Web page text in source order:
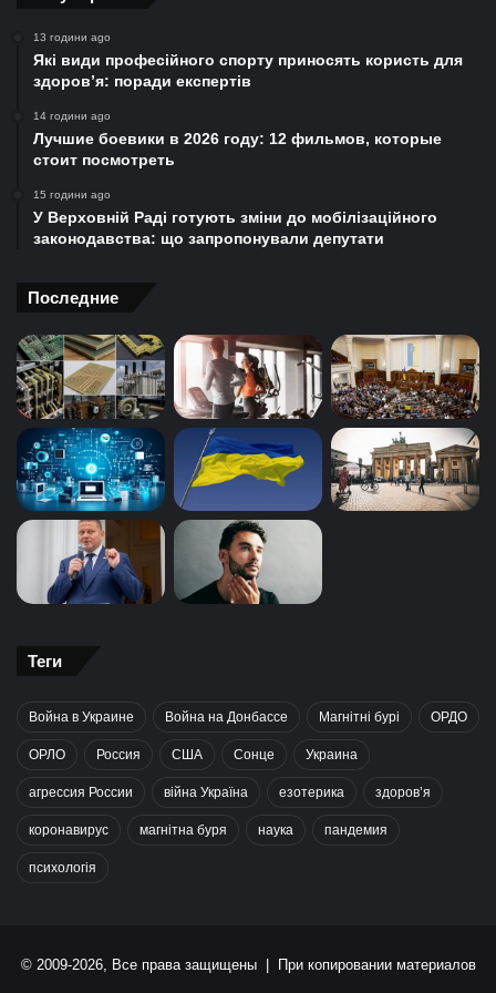
13 години ago
Які види професійного спорту приносять користь для
здоров’я: поради експертів
14 години ago
Лучшие боевики в 2026 году: 12 фильмов, которые
стоит посмотреть
15 години ago
У Верховній Раді готують зміни до мобілізаційного
законодавства: що запропонували депутати
Последние
Теги
Война в Украине Война на Донбассе Магнітні бурі ОРДО
ОРЛО Россия США Сонце Украина
агрессия России війна Україна езотерика здоров’я
коронавирус магнітна буря наука пандемия
психологія
© 2009-2026, Все права защищены | При копировании материалов